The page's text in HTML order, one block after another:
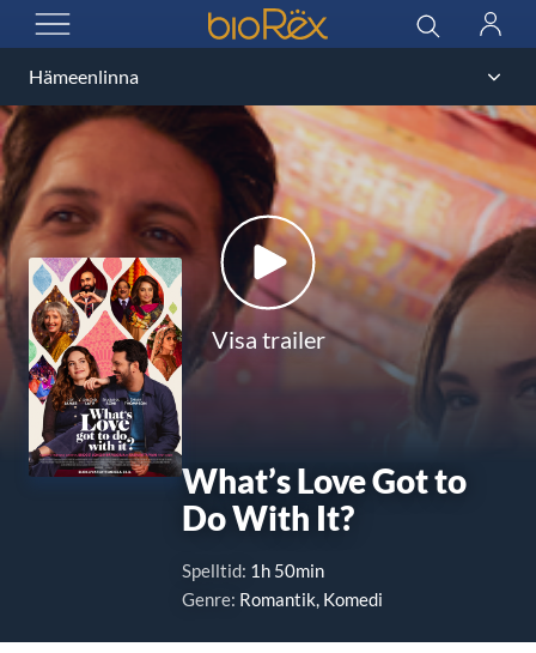
ÖPPNA MENYN
BioRex Cinemas Sök
Logga
Visa trailer
What’s Love Got to
Do With It?
Spelltid: 1h 50min
Genre: Romantik, Komedi